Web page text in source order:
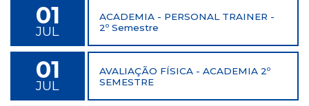
01
JUL
ACADEMIA - PERSONAL TRAINER -
2º Semestre
01
JUL
AVALIAÇÃO FÍSICA - ACADEMIA 2º
SEMESTRE